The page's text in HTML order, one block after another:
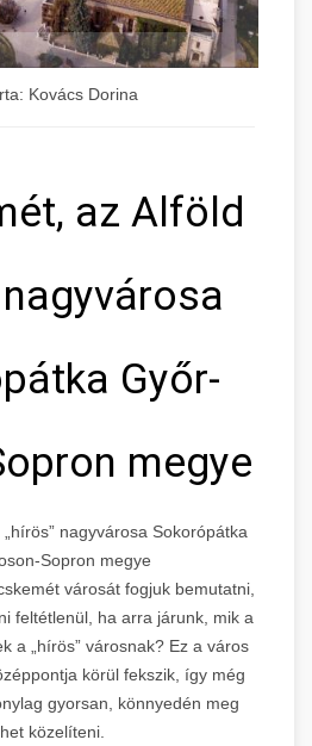
Kovács Dorina
az Alföld
nagyvárosa
Győr-
megye
nagyvárosa Sokorópátka
Sopron megye
városát fogjuk bemutatni,
feltétlenül, ha arra járunk, mik a
a „hírös” városnak? Ez a város
körül fekszik, így még
gyorsan, könnyedén meg
közelíteni.